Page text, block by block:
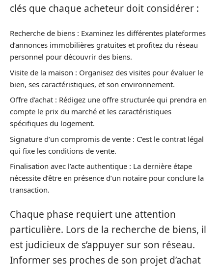
clés que chaque acheteur doit considérer :
Recherche de biens : Examinez les différentes plateformes
d’annonces immobilières gratuites et profitez du réseau
personnel pour découvrir des biens.
Visite de la maison : Organisez des visites pour évaluer le
bien, ses caractéristiques, et son environnement.
Offre d’achat : Rédigez une offre structurée qui prendra en
compte le prix du marché et les caractéristiques
spécifiques du logement.
Signature d’un compromis de vente : C’est le contrat légal
qui fixe les conditions de vente.
Finalisation avec l’acte authentique : La dernière étape
nécessite d’être en présence d’un notaire pour conclure la
transaction.
Chaque phase requiert une attention
particulière. Lors de la recherche de biens, il
est judicieux de s’appuyer sur son réseau.
Informer ses proches de son projet d’achat